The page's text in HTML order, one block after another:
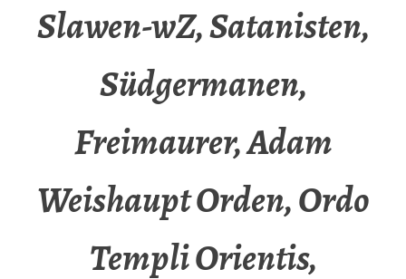
Slawen-wZ, Satanisten,
Südgermanen,
Freimaurer, Adam
Weishaupt Orden, Ordo
Templi Orientis,